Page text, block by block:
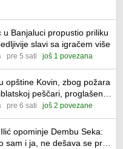
u Banjaluci propustio priliku
slavi sa igračem više
pre 5 sati još 1 povezana
opštine Kovin, zbog požara
peščari, proglašena
situacija
pre 6 sati još 2 povezane
opominje Dembu Seka:
sam i ja, ne dešava se prvi